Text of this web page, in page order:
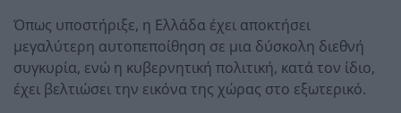
Όπως υποστήριξε, η Ελλάδα έχει αποκτήσει
μεγαλύτερη αυτοπεποίθηση σε μια δύσκολη διεθνή
συγκυρία, ενώ η κυβερνητική πολιτική, κατά τον ίδιο,
έχει βελτιώσει την εικόνα της χώρας στο εξωτερικό.